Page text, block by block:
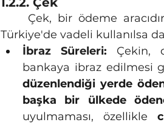
Türkiye'de vadeli kullanılsa
İbraz Süreleri: Çekin,
bankaya ibraz edilmesi
düzenlendiği yerde
başka bir ülkede
uyulmaması, özellikle